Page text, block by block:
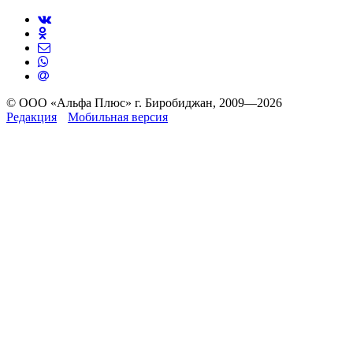
© ООО «Альфа Плюс» г. Биробиджан, 2009—2026
Редакция
Мобильная версия